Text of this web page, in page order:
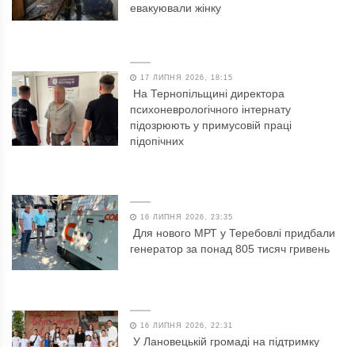
евакуювали жінку
17 ЛИПНЯ 2026, 18:15
На Тернопільщині директора
психоневрологічного інтернату
підозрюють у примусовій праці
підопічних
16 ЛИПНЯ 2026, 23:35
Для нового МРТ у Теребовлі придбали
генератор за понад 805 тисяч гривень
16 ЛИПНЯ 2026, 22:31
У Лановецькій громаді на підтримку